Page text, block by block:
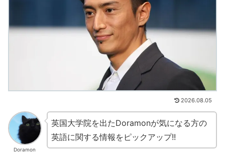
2026.08.05
Doramon
英国大学院を出たDoramonが気になる方の
英語に関する情報をピックアップ!!